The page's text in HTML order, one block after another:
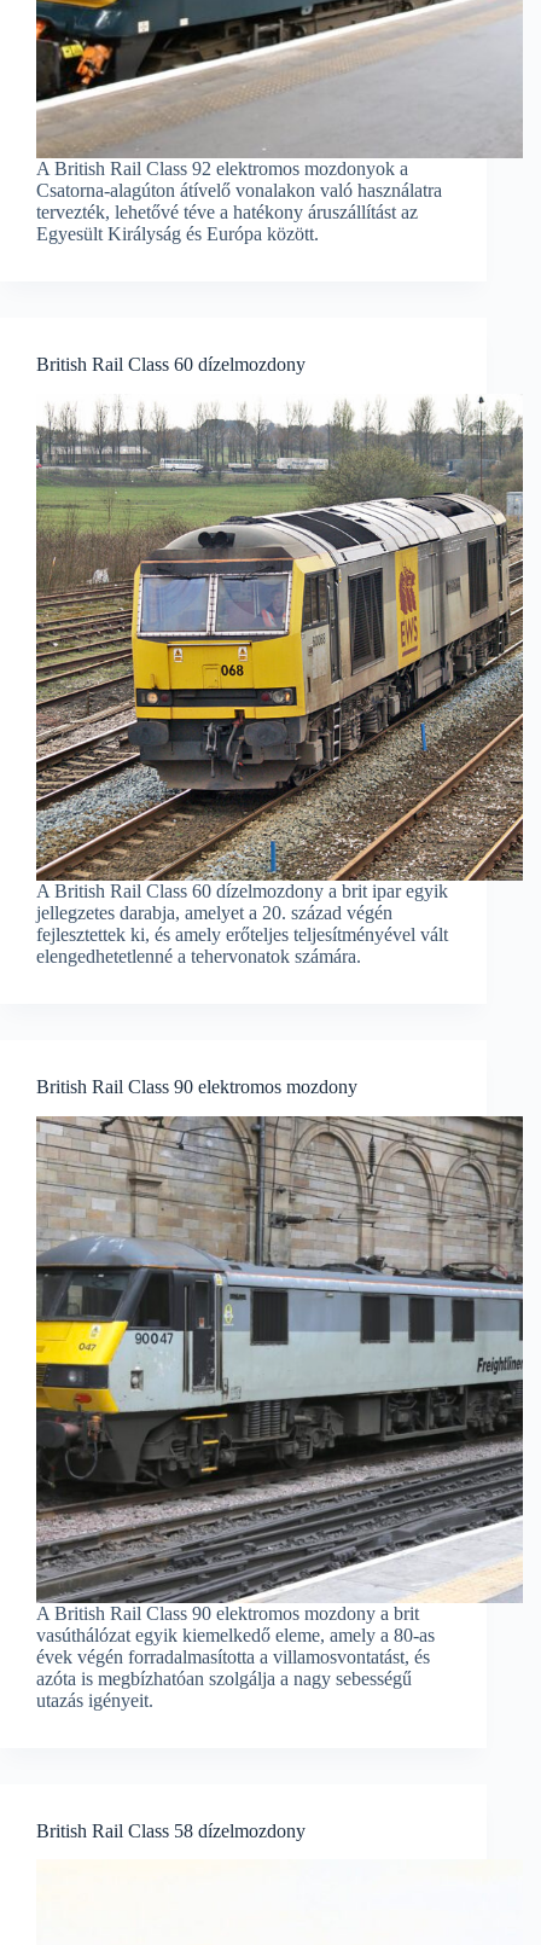
A British Rail Class 92 elektromos mozdonyok a
Csatorna-alagúton átívelő vonalakon való használatra
tervezték, lehetővé téve a hatékony áruszállítást az
Egyesült Királyság és Európa között.
British Rail Class 60 dízelmozdony
A British Rail Class 60 dízelmozdony a brit ipar egyik
jellegzetes darabja, amelyet a 20. század végén
fejlesztettek ki, és amely erőteljes teljesítményével vált
elengedhetetlenné a tehervonatok számára.
British Rail Class 90 elektromos mozdony
A British Rail Class 90 elektromos mozdony a brit
vasúthálózat egyik kiemelkedő eleme, amely a 80-as
évek végén forradalmasította a villamosvontatást, és
azóta is megbízhatóan szolgálja a nagy sebességű
utazás igényeit.
British Rail Class 58 dízelmozdony